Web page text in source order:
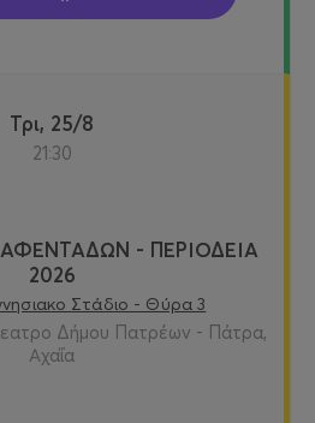
Τρι, 25/8
21:30
- ΠΕΡΙΟΔΕΙΑ
2026
Στάδιο - Θύρα 3
Δήμου Πατρέων - Πάτρα,
Αχαΐα